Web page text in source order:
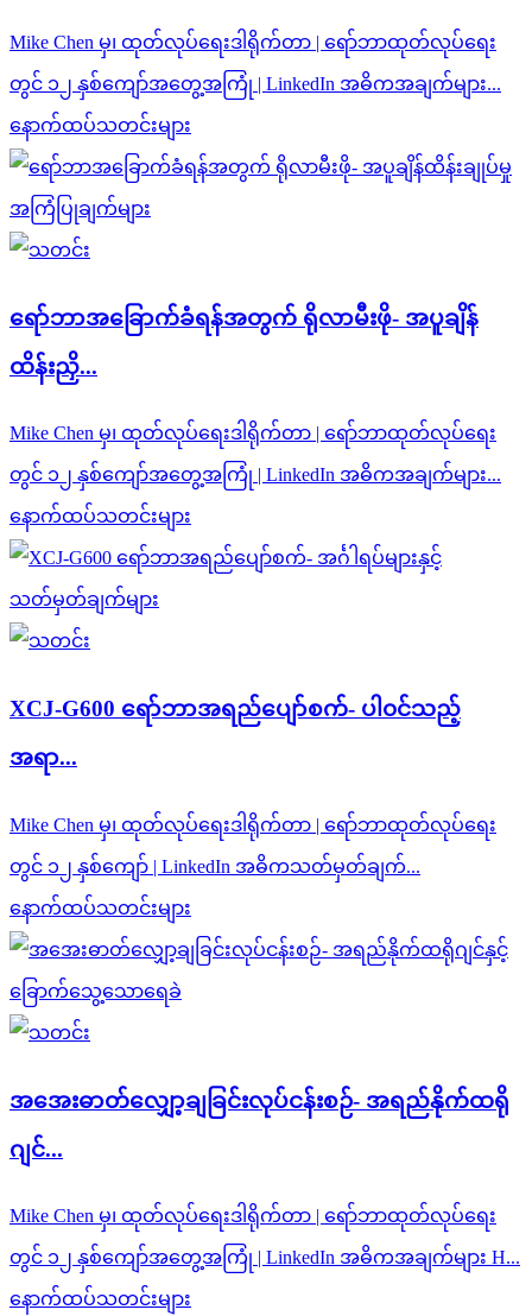
Mike Chen မှ၊ ထုတ်လုပ်ရေးဒါရိုက်တာ | ရော်ဘာထုတ်လုပ်ရေး
တွင် ၁၂ နှစ်ကျော်အတွေ့အကြုံ | LinkedIn အဓိကအချက်များ...
နောက်ထပ်သတင်းများ
ရော်ဘာအခြောက်ခံရန်အတွက် ရိုလာမီးဖို- အပူချိန်
ထိန်းညှိ...
Mike Chen မှ၊ ထုတ်လုပ်ရေးဒါရိုက်တာ | ရော်ဘာထုတ်လုပ်ရေး
တွင် ၁၂ နှစ်ကျော်အတွေ့အကြုံ | LinkedIn အဓိကအချက်များ...
နောက်ထပ်သတင်းများ
XCJ-G600 ရော်ဘာအရည်ပျော်စက်- ပါ၀င်သည့်
အရာ...
Mike Chen မှ၊ ထုတ်လုပ်ရေးဒါရိုက်တာ | ရော်ဘာထုတ်လုပ်ရေး
တွင် ၁၂ နှစ်ကျော် | LinkedIn အဓိကသတ်မှတ်ချက်...
နောက်ထပ်သတင်းများ
အအေးဓာတ်လျှော့ချခြင်းလုပ်ငန်းစဉ်- အရည်နိုက်ထရို
ဂျင်...
Mike Chen မှ၊ ထုတ်လုပ်ရေးဒါရိုက်တာ | ရော်ဘာထုတ်လုပ်ရေး
တွင် ၁၂ နှစ်ကျော်အတွေ့အကြုံ | LinkedIn အဓိကအချက်များ H...
နောက်ထပ်သတင်းများ